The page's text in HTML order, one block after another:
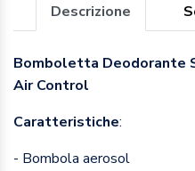
Descrizione
Bomboletta Deodorante
Air Control
Caratteristiche:
- Bombola aerosol